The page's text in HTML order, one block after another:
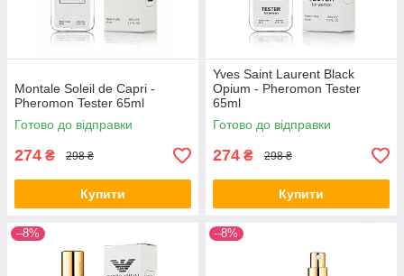
Montale Soleil de Capri -
Pheromon Tester 65ml
Готово до відправки
274 ₴ 298 ₴
Купити
Yves Saint Laurent Black
Opium - Pheromon Tester
65ml
Готово до відправки
274 ₴ 298 ₴
Купити
–8% –8%